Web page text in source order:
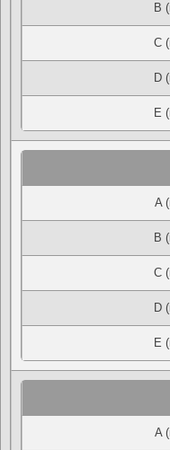
B
C
D
E
A
B
C
D
E
A